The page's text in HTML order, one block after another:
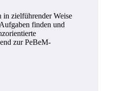
in zielführender Weise
finden und
zur PeBeM-